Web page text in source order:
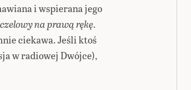
i wspierana jego
na prawą rękę.
ciekawa. Jeśli ktoś
w radiowej Dwójce),